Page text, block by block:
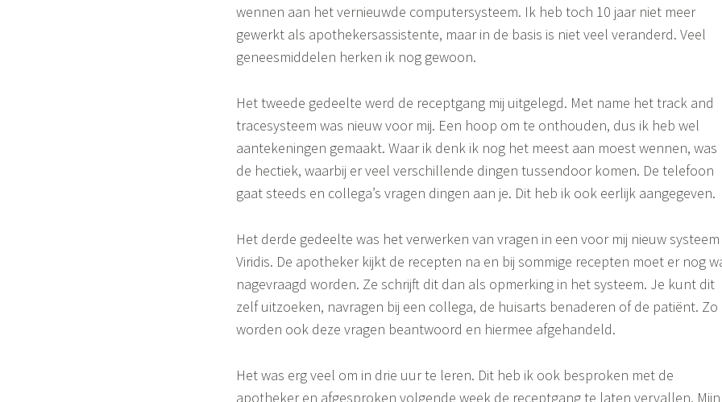
wennen aan het vernieuwde computersysteem. Ik heb toch 10 jaar niet meer
gewerkt als apothekersassistente, maar in de basis is niet veel veranderd. Veel
geneesmiddelen herken ik nog gewoon.
Het tweede gedeelte werd de receptgang mij uitgelegd. Met name het track and
tracesysteem was nieuw voor mij. Een hoop om te onthouden, dus ik heb wel
aantekeningen gemaakt. Waar ik denk ik nog het meest aan moest wennen, was
de hectiek, waarbij er veel verschillende dingen tussendoor komen. De telefoon
gaat steeds en collega’s vragen dingen aan je. Dit heb ik ook eerlijk aangegeven.
Het derde gedeelte was het verwerken van vragen in een voor mij nieuw systeem
Viridis. De apotheker kijkt de recepten na en bij sommige recepten moet er nog
nagevraagd worden. Ze schrijft dit dan als opmerking in het systeem. Je kunt dit
zelf uitzoeken, navragen bij een collega, de huisarts benaderen of de patiënt. Zo
worden ook deze vragen beantwoord en hiermee afgehandeld.
Het was erg veel om in drie uur te leren. Dit heb ik ook besproken met de
apotheker en afgesproken volgende week de receptgang te laten vervallen. Mijn